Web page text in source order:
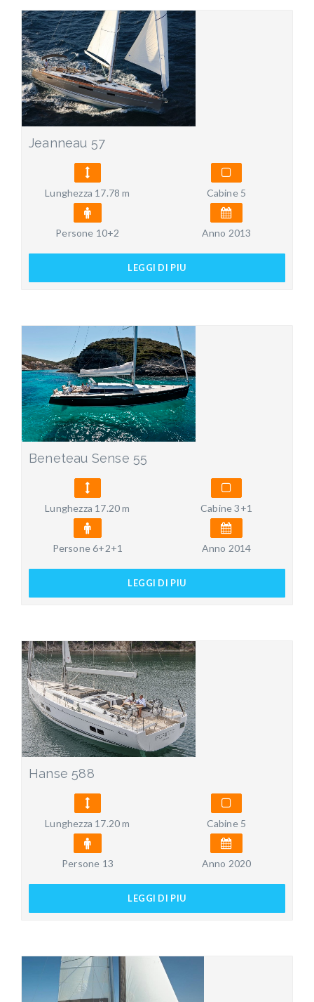
Jeanneau 57
Lunghezza 17.78 m Cabine 5
Persone 10+2 Anno 2013
LEGGI DI PIU
Beneteau Sense 55
Lunghezza 17.20 m Cabine 3+1
Persone 6+2+1 Anno 2014
LEGGI DI PIU
Hanse 588
Lunghezza 17.20 m Cabine 5
Persone 13 Anno 2020
LEGGI DI PIU